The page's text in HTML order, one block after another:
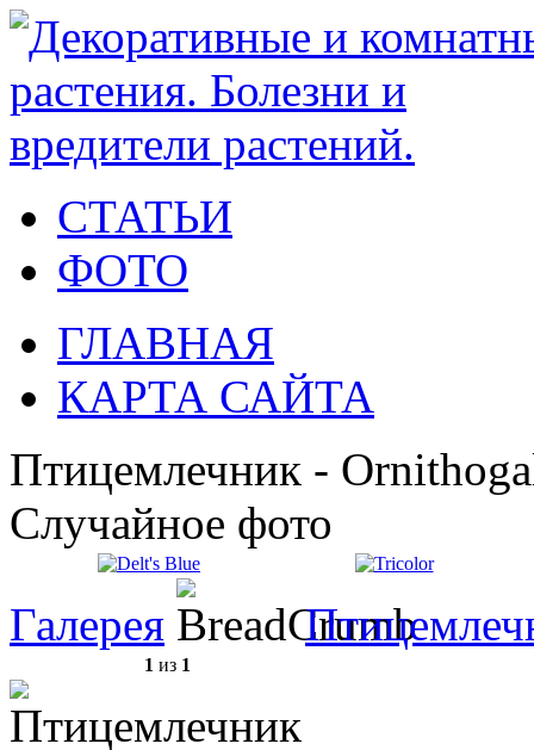
СТАТЬИ
ФОТО
ГЛАВНАЯ
КАРТА САЙТА
Птицемлечник -
Случайное фото
Галерея
1 из 1